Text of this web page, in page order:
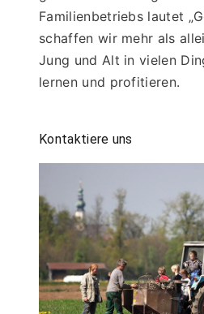
Familienbetriebs lautet
schaffen wir mehr als
Jung und Alt in vielen
lernen und profitieren.
Kontaktiere uns